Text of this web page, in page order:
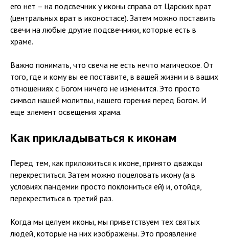
его нет – на подсвечник у иконы справа от Царских врат
(центральных врат в иконостасе). Затем можно поставить
свечи на любые другие подсвечники, которые есть в
храме.
Важно понимать, что свеча не есть нечто магическое. От
того, где и кому вы ее поставите, в вашей жизни и в ваших
отношениях с Богом ничего не изменится. Это просто
символ нашей молитвы, нашего горения перед Богом. И
еще элемент освещения храма.
Как прикладываться к иконам
Перед тем, как приложиться к иконе, принято дважды
перекреститься. Затем можно поцеловать икону (а в
условиях пандемии просто поклониться ей) и, отойдя,
перекреститься в третий раз.
Когда мы целуем иконы, мы приветствуем тех святых
людей, которые на них изображены. Это проявление